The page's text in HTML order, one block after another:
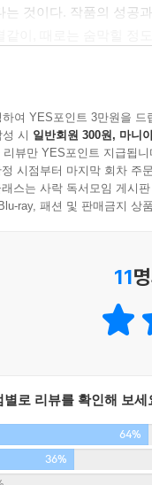
서클(Great Circle)’은
도 놀라운 방식으로 아
촌 손에서 자랐다는 삶
고 싶다는 모호한 갈
에 성별에 따른 규범
드에서 끝없는 경쟁과
오클랜드공항에서, 세
히 메리언의 이야기
였다. 메리언이라는 독
터 2차대전 시기의 영
이 소설은 스케일이
연들이 등장하고, 이들
에 펼쳐진다. 이들은
는 것이다. 작품의 성공
전통과 편견 사이에
로에 너무도 설득력 있
의 항로를 스스로 정
다 결말에 가면 불안
지, 풍요롭고 화려한
여 YES포인트 3만원을 드
시 일반회원 300원, 마니
뷰만 YES포인트 지급됩니
시점부터 마지막 회차 주
스는 사락 독서모임 게시
ray, 패션 및 판매금지 상
11
별로 리뷰를 확인해 보세
64%
36%